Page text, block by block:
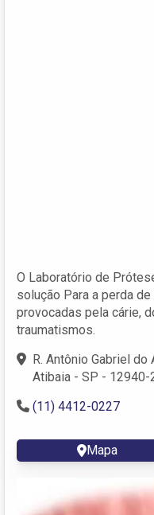
O Laboratório de
solução Para a perda
provocadas pela cárie,
traumatismos.
R. Antônio Gabriel
Atibaia - SP - 12940-
(11) 4412-0227
Mapa